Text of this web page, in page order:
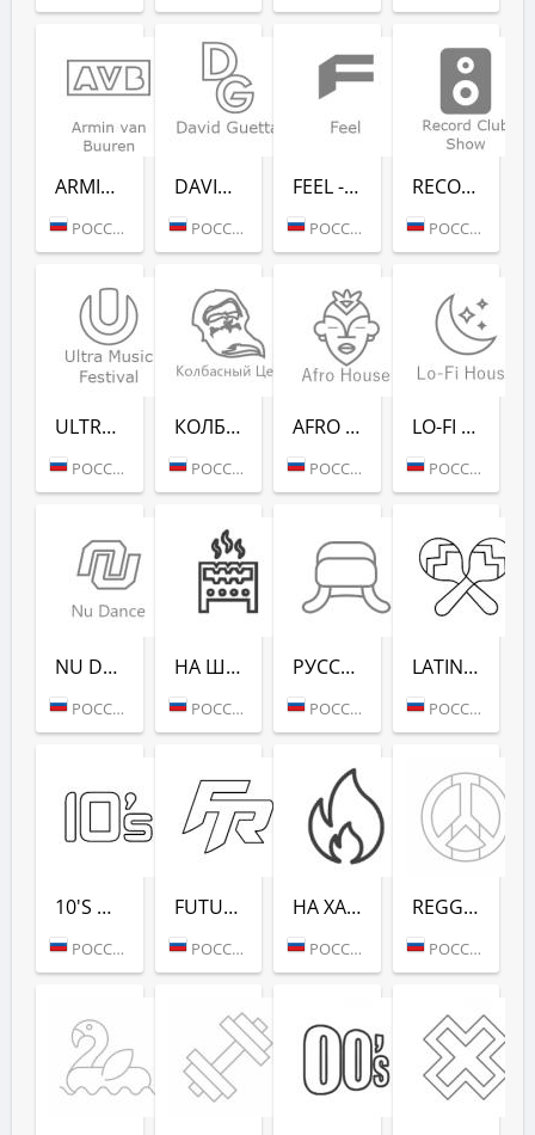
ARMIN VAN BUUREN - RADIO RECORD
РОССИЯ (МОСКВА)
DAVID GUETTA - RADIO RECORD
РОССИЯ (МОСКВА)
FEEL - RADIO RECORD
РОССИЯ (МОСКВА)
RECORD CLUB SHOW - RADIO RECORD
РОССИЯ (МОСКВА)
ULTRA MUSIC FESTIVAL - РАДИО РЕКОРД
РОССИЯ (МОСКВА)
КОЛБАСНЫЙ ЦЕХ (РАДИО РЕКОРД)
РОССИЯ (МОСКВА)
AFRO HOUSE (РАДИО РЕКОРД)
РОССИЯ (МОСКВА)
LO-FI HOUSE (РАДИО РЕКОРД)
РОССИЯ (МОСКВА)
NU DANCE (РАДИО РЕКОРД)
РОССИЯ (МОСКВА)
НА ШАШЛЫКИ (РАДИО РЕКОРД)
РОССИЯ (САНКТ-ПЕТЕРБУРГ)
РУССКАЯ ЗИМА (РАДИО РЕКОРД)
РОССИЯ (МОСКВА)
LATINA DANCE (РАДИО РЕКОРД)
РОССИЯ (МОСКВА)
10'S DANCE (РАДИО РЕКОРД)
РОССИЯ (МОСКВА)
FUTURE RAVE (РАДИО РЕКОРД)
РОССИЯ (МОСКВА)
НА ХАЙПЕ (РАДИО РЕКОРД)
РОССИЯ (МОСКВА)
REGGAE - РАДИО РЕКОРД
РОССИЯ (МОСКВА)